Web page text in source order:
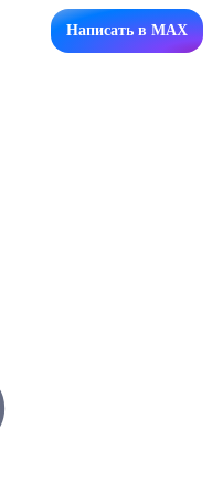
Написать в MAX